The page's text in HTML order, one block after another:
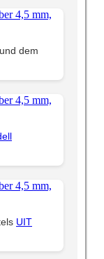
und dem
UIT